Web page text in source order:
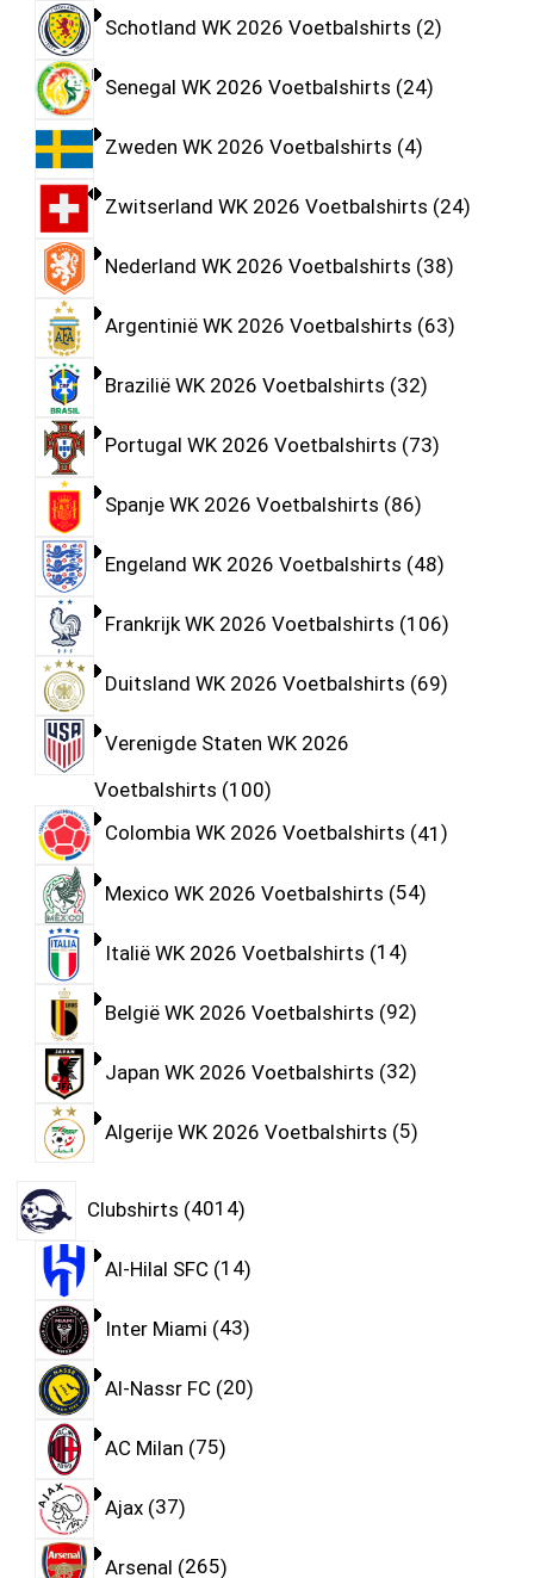
Schotland WK 2026 Voetbalshirts 2
Senegal WK 2026 Voetbalshirts 24
Zweden WK 2026 Voetbalshirts 4
Zwitserland WK 2026 Voetbalshirts 24
Nederland WK 2026 Voetbalshirts 38
Argentinië WK 2026 Voetbalshirts 63
Brazilië WK 2026 Voetbalshirts 32
Portugal WK 2026 Voetbalshirts 73
Spanje WK 2026 Voetbalshirts 86
Engeland WK 2026 Voetbalshirts 48
Frankrijk WK 2026 Voetbalshirts 106
Duitsland WK 2026 Voetbalshirts 69
Verenigde Staten WK 2026
Voetbalshirts 100
Colombia WK 2026 Voetbalshirts 41
Mexico WK 2026 Voetbalshirts 54
Italië WK 2026 Voetbalshirts 14
België WK 2026 Voetbalshirts 92
Japan WK 2026 Voetbalshirts 32
Algerije WK 2026 Voetbalshirts 5
Clubshirts 4014
Al-Hilal SFC 14
Inter Miami 43
Al-Nassr FC 20
AC Milan 75
Ajax 37
Arsenal 265